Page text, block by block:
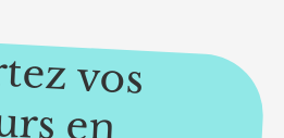
vos
en